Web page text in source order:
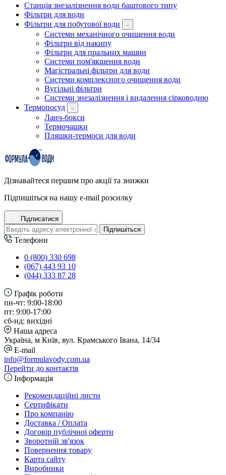
Станція знезалізнення води баштового типу
Фільтри для води
Фільтри для побутової води
Системи механічного очищення води
Фільтри від накипу
Фільтри для пральних машин
Системи пом'якшення води
Магістральні фільтри для води
Системи комплексного очищення води
Вугільні фільтри
Системи знезалізнення і видалення сірководню
Термопосуд
Ланч-бокси
Термочашки
Пляшки-термоси для води
Дізнавайтеся першим про акції та знижки
Підпишіться на нашу e-mail розсилку
Підписатися
Підпишіться
Телефони
0 (800) 330 698
(067) 443 93 10
(044) 333 87 28
Графік роботи
пн-чт: 9:00-18:00
пт: 9:00-17:00
сб-нд: вихідні
Наша адреса
Україна, м Київ, вул. Крамського Івана, 14/34
E-mail
info@formulavody.com.ua
Перейти до контактів
Інформація
Рекомендаційні листи
Сертифікати
Про компанію
Доставка / Оплата
Договір публічної оферти
Зворотній зв'язок
Повернення товару
Карта сайту
Виробники